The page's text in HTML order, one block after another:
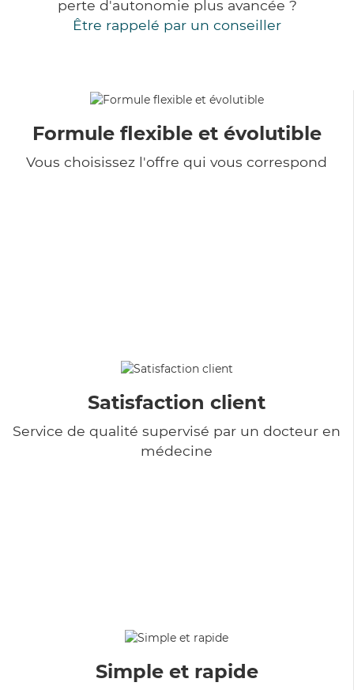
perte d'autonomie plus avancée ?
Être rappelé par un conseiller
Formule flexible et évolutible
Vous choisissez l'offre qui vous correspond
Satisfaction client
Service de qualité supervisé par un docteur en
médecine
Simple et rapide